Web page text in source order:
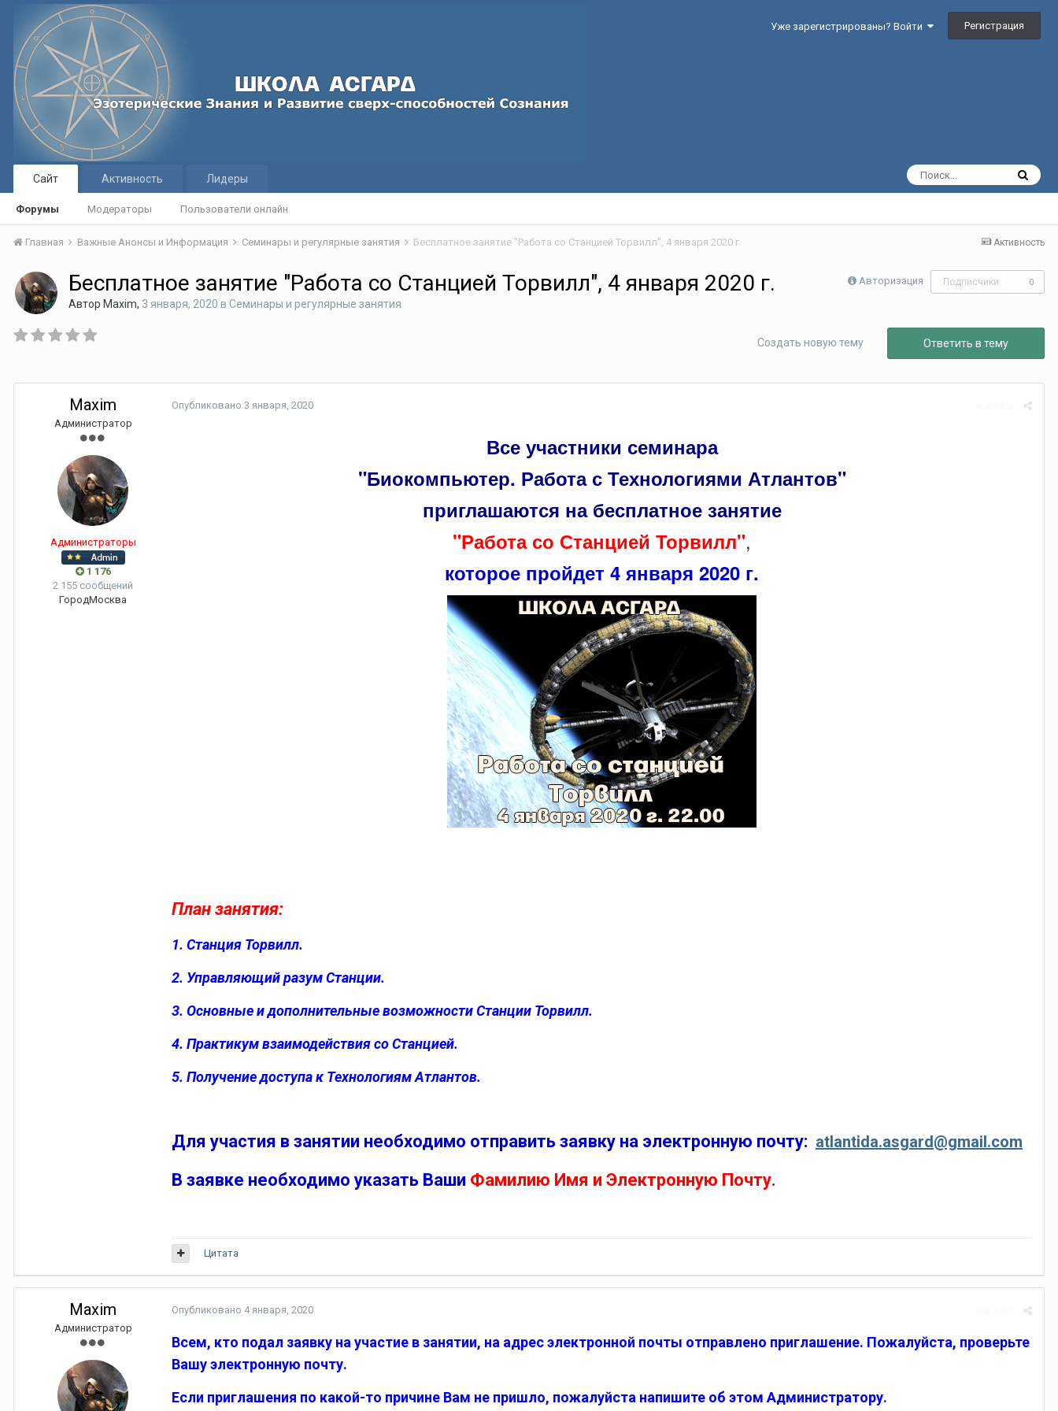
Уже зарегистрированы? Войти Регистрация
Сайт
Форумы Модераторы Пользователи онлайн
Активность Лидеры
Активность
Главная Важные Анонсы и Информация Семинары и регулярные занятия Бесплатное занятие "Работа со Станцией Торвилл", 4 января 2020 г.
Авторизация Подписчики 0
Бесплатное занятие "Работа со Станцией Торвилл", 4 января 2020 г.
Автор Maxim, 3 января, 2020 в Семинары и регулярные занятия
Ответить в тему
Создать новую тему
Maxim
Администратор
Администраторы
1 176
2 155 сообщений
ГородМосква
Опубликовано 3 января, 2020
Все участники семинара
"Биокомпьютер. Работа с Технологиями Атлантов"
приглашаются на бесплатное занятие
"Работа со Станцией Торвилл",
которое пройдет 4 января 2020 г.
План занятия:
1. Станция Торвилл.
2. Управляющий разум Станции.
3. Основные и дополнительные возможности Станции Торвилл.
4. Практикум взаимодействия со Станцией.
5. Получение доступа к Технологиям Атлантов.
Для участия в занятии необходимо отправить заявку на электронную почту: atlantida.asgard@gmail.com
В заявке необходимо указать Ваши Фамилию Имя и Электронную Почту.
Цитата
Maxim
Администратор
Опубликовано 4 января, 2020
Всем, кто подал заявку на участие в занятии, на адрес электронной почты отправлено приглашение. Пожалуйста, проверьте
Вашу электронную почту.
Если приглашения по какой-то причине Вам не пришло, пожалуйста напишите об этом Администратору.